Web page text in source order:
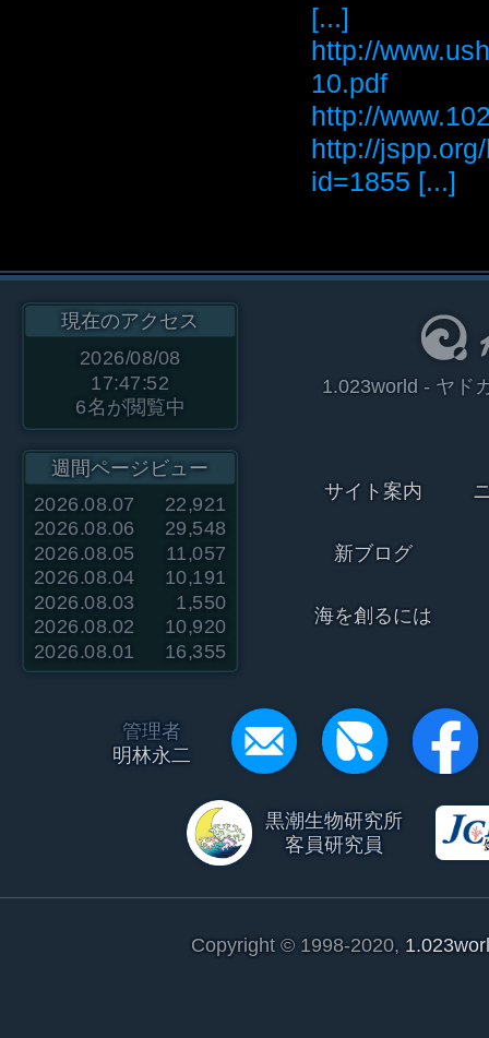
[...]
http://
10.pdf
http://
http://
id=1855 [...]
現在のアクセス
2026/08/08
17:47:52
6名が閲覧中
週間ページビュー
2026.08.07
22,921
2026.08.06
29,548
2026.08.05
11,057
2026.08.04
10,191
2026.08.03
1,550
2026.08.02
10,920
2026.08.01
16,355
1.023world - ヤド
サイト案内
新ブログ
海を創るには
管理者
明林永二
黒潮生物研究所
客員研究員
Copyright © 1998-2020,